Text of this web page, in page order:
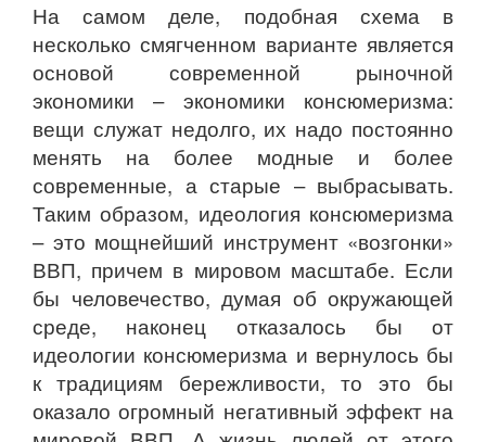
На самом деле, подобная схема в
несколько смягченном варианте является
основой современной рыночной
экономики – экономики консюмеризма:
вещи служат недолго, их надо постоянно
менять на более модные и более
современные, а старые – выбрасывать.
Таким образом, идеология консюмеризма
– это мощнейший инструмент «возгонки»
ВВП, причем в мировом масштабе. Если
бы человечество, думая об окружающей
среде, наконец отказалось бы от
идеологии консюмеризма и вернулось бы
к традициям бережливости, то это бы
оказало огромный негативный эффект на